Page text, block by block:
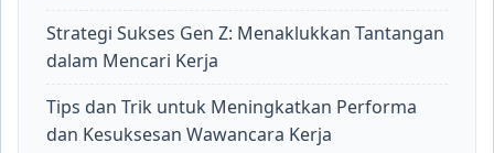
Strategi Sukses Gen Z: Menaklukkan Tantangan
dalam Mencari Kerja
Tips dan Trik untuk Meningkatkan Performa
dan Kesuksesan Wawancara Kerja